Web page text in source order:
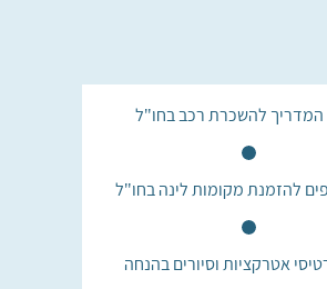
המדריך להשכרת רכב בחו"ל
להזמנת מקומות לינה בחו"ל
אטרקציות וסיורים בהנחה